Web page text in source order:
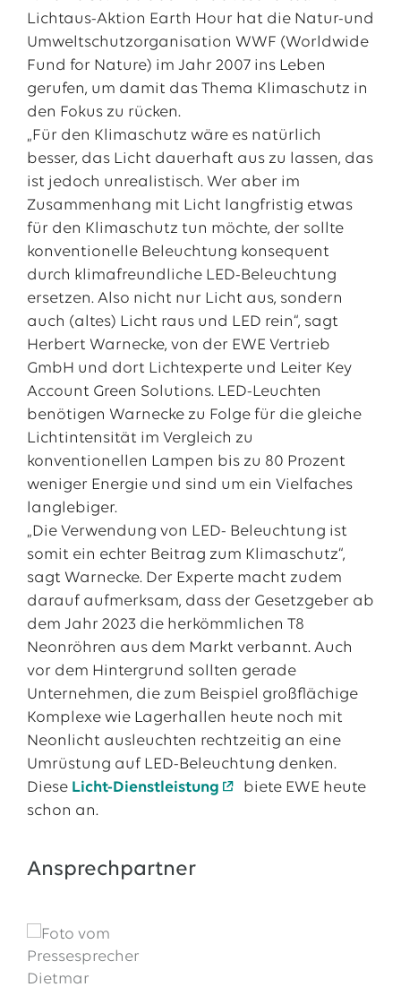
Lichtaus-Aktion Earth Hour hat die Natur-und
Umweltschutzorganisation WWF (Worldwide
Fund for Nature) im Jahr 2007 ins Leben
gerufen, um damit das Thema Klimaschutz in
den Fokus zu rücken.
„Für den Klimaschutz wäre es natürlich
besser, das Licht dauerhaft aus zu lassen, das
ist jedoch unrealistisch. Wer aber im
Zusammenhang mit Licht langfristig etwas
für den Klimaschutz tun möchte, der sollte
konventionelle Beleuchtung konsequent
durch klimafreundliche LED-Beleuchtung
ersetzen. Also nicht nur Licht aus, sondern
auch (altes) Licht raus und LED rein“, sagt
Herbert Warnecke, von der EWE Vertrieb
GmbH und dort Lichtexperte und Leiter Key
Account Green Solutions. LED-Leuchten
benötigen Warnecke zu Folge für die gleiche
Lichtintensität im Vergleich zu
konventionellen Lampen bis zu 80 Prozent
weniger Energie und sind um ein Vielfaches
langlebiger.
„Die Verwendung von LED- Beleuchtung ist
somit ein echter Beitrag zum Klimaschutz“,
sagt Warnecke. Der Experte macht zudem
darauf aufmerksam, dass der Gesetzgeber ab
dem Jahr 2023 die herkömmlichen T8
Neonröhren aus dem Markt verbannt. Auch
vor dem Hintergrund sollten gerade
Unternehmen, die zum Beispiel großflächige
Komplexe wie Lagerhallen heute noch mit
Neonlicht ausleuchten rechtzeitig an eine
Umrüstung auf LED-Beleuchtung denken.
Diese Licht-Dienstleistung
biete EWE heute
schon an.
Ansprechpartner
Das EWE-Jobportal
Unsere neuesten Stellenangebote